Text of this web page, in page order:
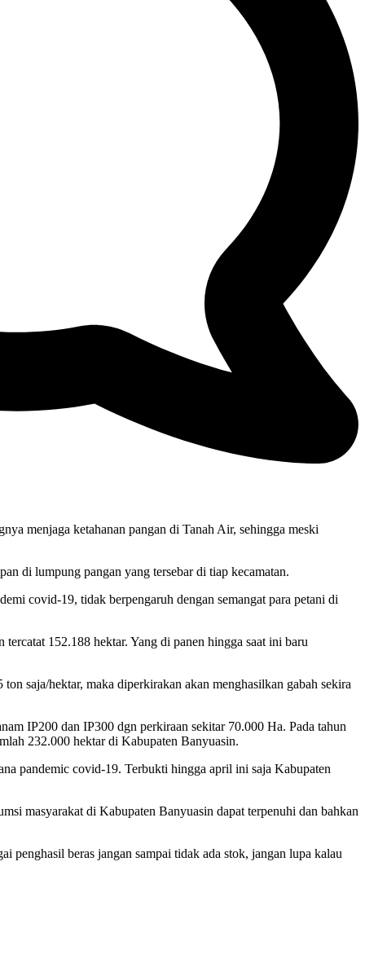
menjaga ketahanan pangan di Tanah Air, sehingga meski
di lumpung pangan yang tersebar di tiap kecamatan.
covid-19, tidak berpengaruh dengan semangat para petani di
152.188 hektar. Yang di panen hingga saat ini baru
saja/hektar, maka diperkirakan akan menghasilkan gabah sekira
IP200 dan IP300 dgn perkiraan sekitar 70.000 Ha. Pada tahun
232.000 hektar di Kabupaten Banyuasin.
pandemic covid-19. Terbukti hingga april ini saja Kabupaten
masyarakat di Kabupaten Banyuasin dapat terpenuhi dan bahkan
penghasil beras jangan sampai tidak ada stok, jangan lupa kalau